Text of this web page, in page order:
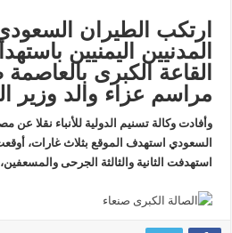
ارتكب الطيران
المدنيين اليمنيين
القاعة الكبرى بالعاصمة
مراسم عزاء والد وزير
وأفادت وكالة تسنيم الدولية للأنباء نقلا عن
السعودي استهدف الموقع بثلاث غارات،
استهدفت الثانية والثالثة الجرحى